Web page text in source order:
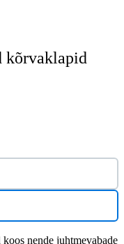
kõrvaklapid
nende juhtmevabade